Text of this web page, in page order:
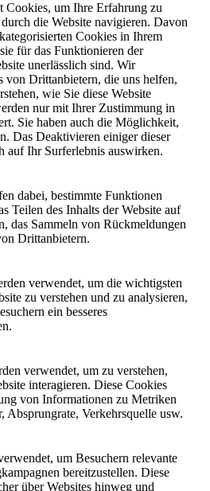
Cookies, um Ihre Erfahrung zu
die Website navigieren. Davon
Cookies in Ihrem
für das Funktionieren der
unerlässlich sind. Wir
von Drittanbietern, die uns helfen,
wie Sie diese Website
nur mit Ihrer Zustimmung in
Sie haben auch die Möglichkeit,
Das Deaktivieren einiger dieser
auf Ihr Surferlebnis auswirken.
dabei, bestimmte Funktionen
Teilen des Inhalts der Website auf
das Sammeln von Rückmeldungen
Drittanbietern.
verwendet, um die wichtigsten
zu verstehen und zu analysieren,
ein besseres
verwendet, um zu verstehen,
interagieren. Diese Cookies
von Informationen zu Metriken
Absprungrate, Verkehrsquelle usw.
um Besuchern relevante
bereitzustellen. Diese
über Websites hinweg und